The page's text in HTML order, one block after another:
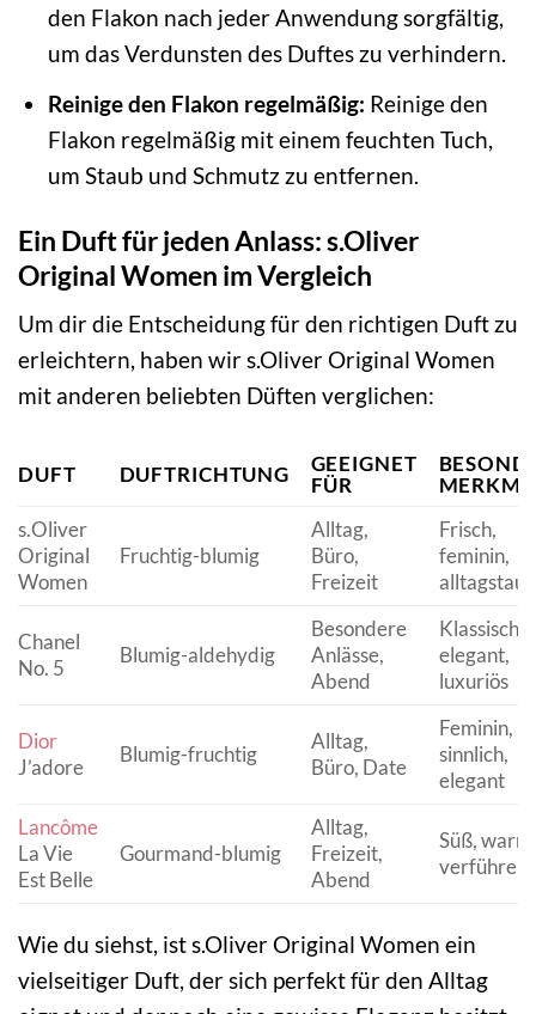
den Flakon nach jeder Anwendung sorgfältig,
um das Verdunsten des Duftes zu verhindern.
Reinige den Flakon regelmäßig: Reinige den
Flakon regelmäßig mit einem feuchten Tuch,
um Staub und Schmutz zu entfernen.
Ein Duft für jeden Anlass: s.Oliver
Original Women im Vergleich
Um dir die Entscheidung für den richtigen Duft zu
erleichtern, haben wir s.Oliver Original Women
mit anderen beliebten Düften verglichen:
DUFT DUFTRICHTUNG
GEEIGNET
FÜR
s.Oliver
Original
Women
Fruchtig-blumig
Alltag,
Büro,
Freizeit
Frisch,
feminin,
Chanel
No. 5
Blumig-aldehydig
Besondere
Anlässe,
Abend
Klassisch,
elegant,
luxuriös
Dior
J’adore
Blumig-fruchtig
Alltag,
Büro, Date
Feminin,
sinnlich,
elegant
Lancôme
La Vie
Est Belle
Gourmand-blumig
Alltag,
Freizeit,
Abend
Süß, warm,
Wie du siehst, ist s.Oliver Original Women ein
vielseitiger Duft, der sich perfekt für den Alltag